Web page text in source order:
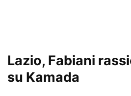
Lazio, Fabiani
su Kamada